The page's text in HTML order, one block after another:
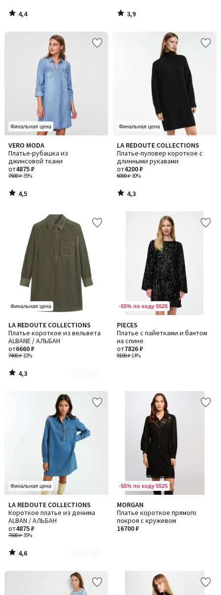
4,4
/
3,9
/
Финальная цена
VERO MODA
Платье-рубашка из
джинсовой ткани
7500 ₽-35%
от4875 ₽
4,5
/ 5
4,5
/
Финальная цена
LA REDOUTE COLLECTIONS
Платье-пуловер короткое с
длинными рукавами
6000 ₽-30%
от4200 ₽
4,3
/ 5
4,3
/
Финальная цена
LA REDOUTE COLLECTIONS
Платье короткое из вельвета
ALBANE / АЛЬБАН
7400 ₽-10%
от6660 ₽
4,3
/ 5
Количество
цветов:
2
4,3
/
-55% по коду 5525
PIECES
Платье с пайетками и бантом
на спине
9100 ₽-14%
от7826 ₽
Финальная цена
LA REDOUTE COLLECTIONS
Короткое платье из денима
ALBAN / АЛЬБАН
7500 ₽-35%
от4875 ₽
4,6
/ 5
Количество
цветов:
2
4,6
/
-55% по коду 5525
MORGAN
Платье короткое прямого
покроя с кружевом
16700 ₽